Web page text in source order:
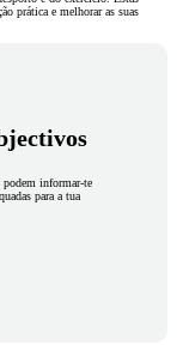
prática e melhorar as suas
podem informar-te
para a tua